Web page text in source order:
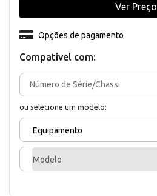
Compativel com:
ou selecione um modelo:
Equipamento
Modelo
Opções de pagamento
Ver Preço